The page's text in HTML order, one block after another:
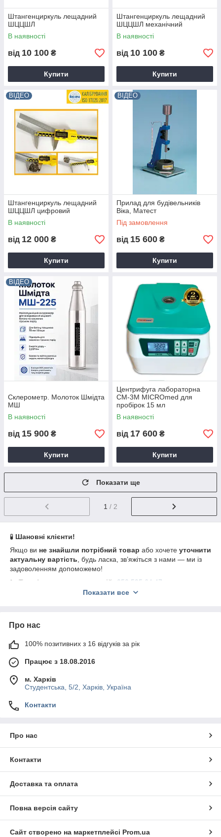
Штангенциркуль лещадний
ШЦЦШЛ
В наявності
від 10 100 ₴
Купити
Штангенциркуль лещадний
ШЦЦШЛ механічний
В наявності
від 10 100 ₴
Купити
ВІДЕО
Штангенциркуль лещадний
ШЦЦШЛ цифровий
В наявності
від 12 000 ₴
Купити
ВІДЕО
Прилад для будівельників
Віка, Матест
Під замовлення
від 15 600 ₴
Купити
ВІДЕО
Склерометр. Молоток Шмідта
МШ
В наявності
від 15 900 ₴
Купити
Центрифуга лабораторна
СМ-3М MICROmed для
пробірок 15 мл
В наявності
від 17 600 ₴
Купити
Показати ще
1 / 2
🧪 Шановні клієнти!
Якщо ви не знайшли потрібний товар або хочете уточнити
актуальну вартість , будь ласка, зв’яжіться з нами — ми із
задоволенням допоможемо!
📞 Телефон для консультацій:
050 595 64 47
завжди поруч, щоб допомогти вам обрати
Показати все
Про нас
100% позитивних з 16 відгуків за рік
Працює з 18.08.2016
м. Харків
Студентська, 5/2, Харків, Україна
Контакти
Про нас
Контакти
Доставка та оплата
Повна версія сайту
Сайт створено на маркетплейсі Prom.ua